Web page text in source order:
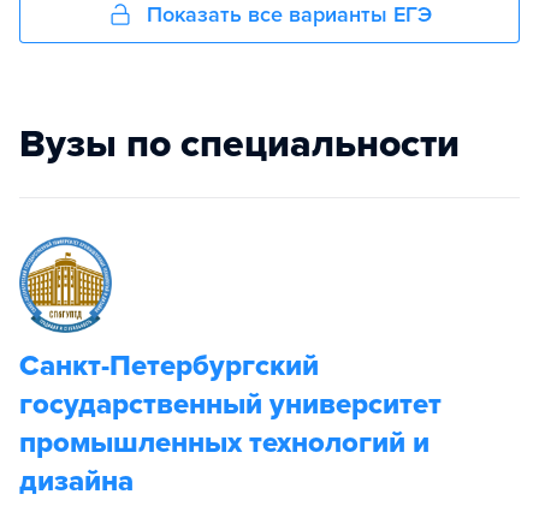
Показать все варианты ЕГЭ
Вузы по специальности
Санкт-Петербургский
государственный университет
промышленных технологий и
дизайна